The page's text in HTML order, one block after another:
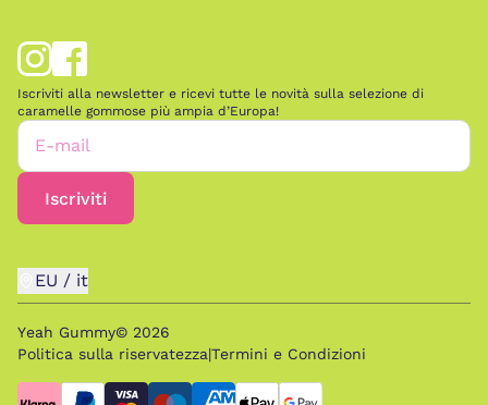
Iscriviti alla newsletter e ricevi tutte le novità sulla selezione di
caramelle gommose più ampia d’Europa!
E-mail
Iscriviti
EU / it
Yeah Gummy© 2026
Politica sulla riservatezza|Termini e Condizioni